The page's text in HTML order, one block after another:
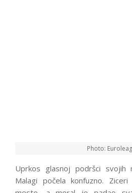
Photo:
Uprkos glasnoj podršci svojih
Malagi počela konfuzno.